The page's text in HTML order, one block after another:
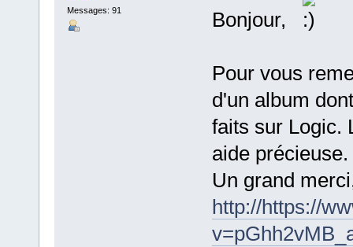
Messages: 91 Bonjour,
Pour vous
d'un album
faits sur Logic.
aide précieuse.
Un grand
http://https://